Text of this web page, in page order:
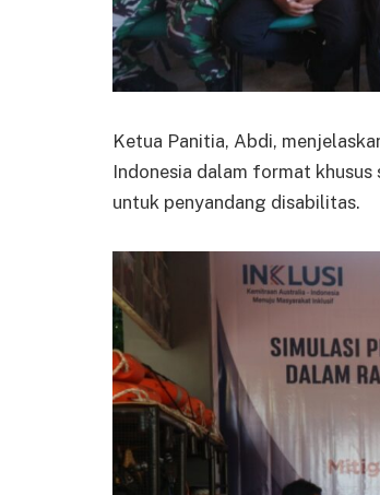
Ketua Panitia, Abdi,
Indonesia dalam format
untuk penyandang disabilitas.